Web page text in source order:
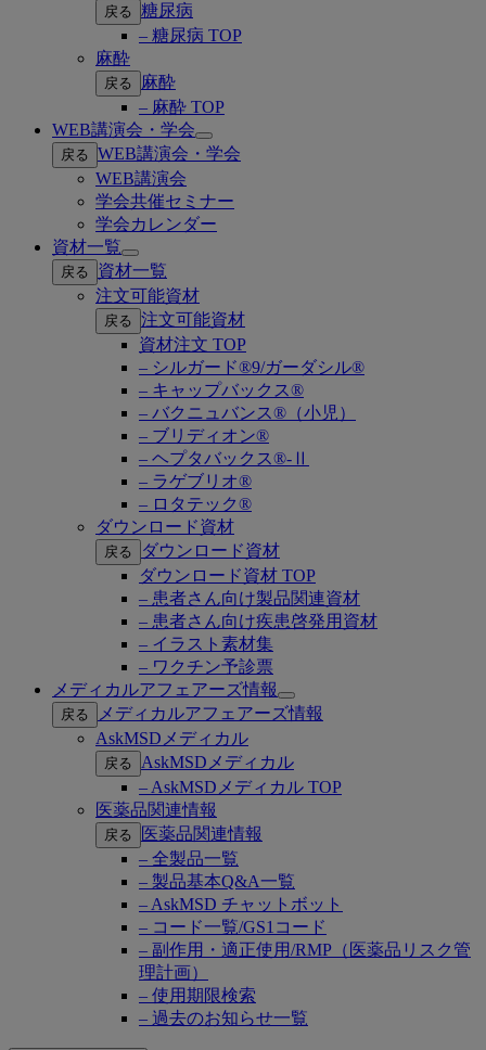
戻る 糖尿病
– 糖尿病 TOP
麻酔
戻る
麻酔
– 麻酔 TOP
WEB講演会・学会
Open
submenu
戻る WEB講演会・学会
WEB講演会
学会共催セミナー
学会カレンダー
資材一覧
Open
submenu
戻る
資材一覧
注文可能資材
戻る 注文可能資材
資材注文 TOP
– シルガード®9/ガーダシル®
– キャップバックス®
– バクニュバンス®（小児）
– ブリディオン®
– ヘプタバックス®-Ⅱ
– ラゲブリオ®
– ロタテック®
ダウンロード資材
戻る
ダウンロード資材
ダウンロード資材 TOP
– 患者さん向け製品関連資材
– 患者さん向け疾患啓発用資材
– イラスト素材集
– ワクチン予診票
メディカルアフェアーズ情報
Open
submenu
戻る
メディカルアフェアーズ情報
AskMSDメディカル
戻る
AskMSDメディカル
– AskMSDメディカル TOP
医薬品関連情報
戻る
医薬品関連情報
– 全製品一覧
– 製品基本Q&A一覧
– AskMSD チャットボット
– コード一覧/GS1コード
– 副作用・適正使用/RMP（医薬品リスク管
理計画）
– 使用期限検索
– 過去のお知らせ一覧